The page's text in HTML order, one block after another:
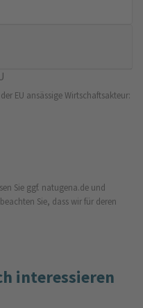
EU ansässige Wirtschaftsakteur:
Sie ggf. natugena.de und
Sie, dass wir für deren
interessieren